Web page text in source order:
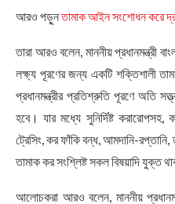
আরও পড়ুনতামাক আইন সংশোধন করে
তারা আরও বলেন, মাননীয় প্রধানমন্ত্রী
লক্ষ্য পূরণের জন্য একটি শক্তিশালী
প্রধানমন্ত্রীর প্রতিশ্রুতি পূরণে অতি
হবে। যার মধ্যে সুনির্দিষ্ট
ট্রেসিং, কর ফাঁকি বন্ধ, আমদানি-
তামাক কর সংশ্লিষ্ট সকল বিষয়াদি যুক্ত
আলোচকরা আরও বলেন, মাননীয়